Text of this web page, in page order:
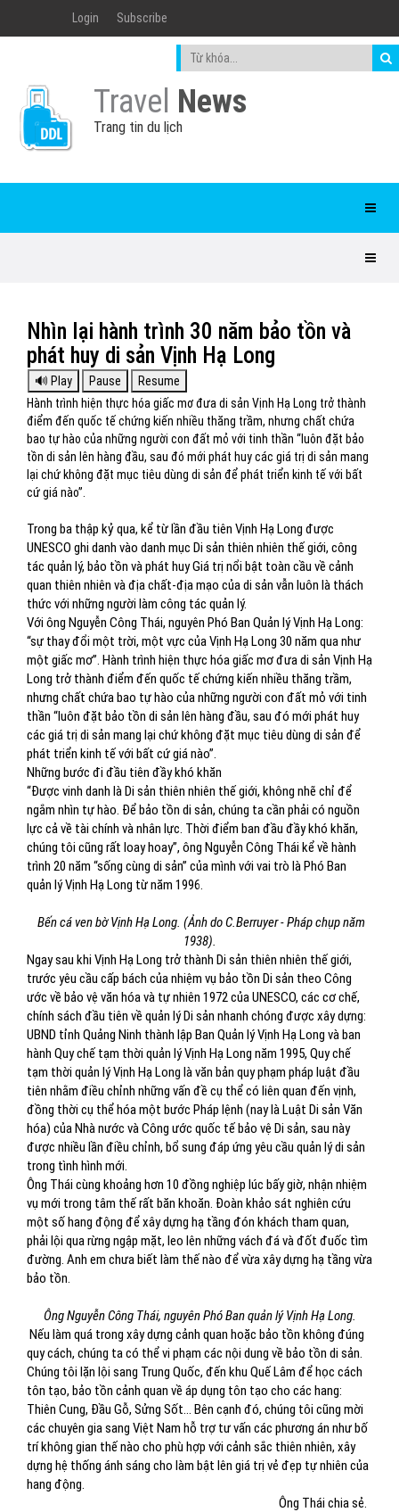
Login Subscribe
Travel News
Trang tin du lịch
Nhìn lại hành trình 30 năm bảo tồn và
phát huy di sản Vịnh Hạ Long
Hành trình hiện thực hóa giấc mơ đưa di sản Vịnh Hạ Long trở thành
điểm đến quốc tế chứng kiến nhiều thăng trầm, nhưng chất chứa
bao tự hào của những người con đất mỏ với tinh thần “luôn đặt bảo
tồn di sản lên hàng đầu, sau đó mới phát huy các giá trị di sản mang
lại chứ không đặt mục tiêu dùng di sản để phát triển kinh tế với bất
cứ giá nào”.
Trong ba thập kỷ qua, kể từ lần đầu tiên Vịnh Hạ Long được
UNESCO ghi danh vào danh mục Di sản thiên nhiên thế giới, công
tác quản lý, bảo tồn và phát huy Giá trị nổi bật toàn cầu về cảnh
quan thiên nhiên và địa chất-địa mạo của di sản vẫn luôn là thách
thức với những người làm công tác quản lý.
Với ông Nguyễn Công Thái, nguyên Phó Ban Quản lý Vịnh Hạ Long:
“sự thay đổi một trời, một vực của Vịnh Hạ Long 30 năm qua như
một giấc mơ”. Hành trình hiện thực hóa giấc mơ đưa di sản Vịnh Hạ
Long trở thành điểm đến quốc tế chứng kiến nhiều thăng trầm,
nhưng chất chứa bao tự hào của những người con đất mỏ với tinh
thần “luôn đặt bảo tồn di sản lên hàng đầu, sau đó mới phát huy
các giá trị di sản mang lại chứ không đặt mục tiêu dùng di sản để
phát triển kinh tế với bất cứ giá nào”.
Những bước đi đầu tiên đầy khó khăn
“Được vinh danh là Di sản thiên nhiên thế giới, không nhẽ chỉ để
ngắm nhìn tự hào. Để bảo tồn di sản, chúng ta cần phải có nguồn
lực cả về tài chính và nhân lực. Thời điểm ban đầu đầy khó khăn,
chúng tôi cũng rất loay hoay”, ông Nguyễn Công Thái kể về hành
trình 20 năm “sống cùng di sản” của mình với vai trò là Phó Ban
quản lý Vịnh Hạ Long từ năm 1996.
Bến cá ven bờ Vịnh Hạ Long. (Ảnh do C.Berruyer - Pháp chụp năm
1938).
Ngay sau khi Vịnh Hạ Long trở thành Di sản thiên nhiên thế giới,
trước yêu cầu cấp bách của nhiệm vụ bảo tồn Di sản theo Công
ước về bảo vệ văn hóa và tự nhiên 1972 của UNESCO, các cơ chế,
chính sách đầu tiên về quản lý Di sản nhanh chóng được xây dựng:
UBND tỉnh Quảng Ninh thành lập Ban Quản lý Vịnh Hạ Long và ban
hành Quy chế tạm thời quản lý Vịnh Hạ Long năm 1995, Quy chế
tạm thời quản lý Vịnh Hạ Long là văn bản quy phạm pháp luật đầu
tiên nhằm điều chỉnh những vấn đề cụ thể có liên quan đến vịnh,
đồng thời cụ thể hóa một bước Pháp lệnh (nay là Luật Di sản Văn
hóa) của Nhà nước và Công ước quốc tế bảo vệ Di sản, sau này
được nhiều lần điều chỉnh, bổ sung đáp ứng yêu cầu quản lý di sản
trong tình hình mới.
Ông Thái cùng khoảng hơn 10 đồng nghiệp lúc bấy giờ, nhận nhiệm
vụ mới trong tâm thế rất băn khoăn. Đoàn khảo sát nghiên cứu
một số hang động để xây dựng hạ tầng đón khách tham quan,
phải lội qua rừng ngập mặt, leo lên những vách đá và đốt đuốc tìm
đường. Anh em chưa biết làm thế nào để vừa xây dựng hạ tầng vừa
bảo tồn.
Ông Nguyễn Công Thái, nguyên Phó Ban quản lý Vịnh Hạ Long.
Nếu làm quá trong xây dựng cảnh quan hoặc bảo tồn không đúng
quy cách, chúng ta có thể vi phạm các nội dung về bảo tồn di sản.
Chúng tôi lặn lội sang Trung Quốc, đến khu Quế Lâm để học cách
tôn tạo, bảo tồn cảnh quan về áp dụng tôn tạo cho các hang:
Thiên Cung, Đầu Gỗ, Sửng Sốt... Bên cạnh đó, chúng tôi cũng mời
các chuyên gia sang Việt Nam hỗ trợ tư vấn các phương án như bố
trí không gian thế nào cho phù hợp với cảnh sắc thiên nhiên, xây
dựng hệ thống ánh sáng cho làm bật lên giá trị vẻ đẹp tự nhiên của
hang động.
Ông Thái chia sẻ.